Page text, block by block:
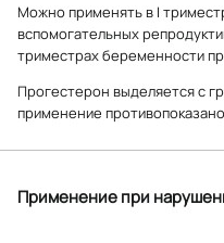
Можно применять в I
вспомогательных
триместрах беременности
Прогестерон выделяется с
применение
Применение при